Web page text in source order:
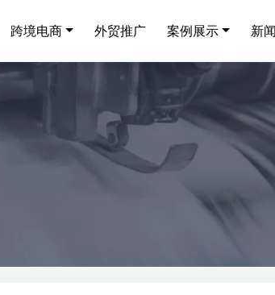
跨境电商 外贸推广 案例展示 新